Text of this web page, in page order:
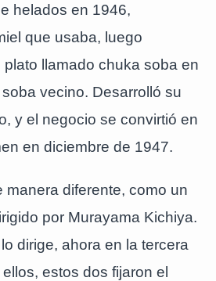
helados en 1946,
que usaba, luego
llamado chuka soba en
vecino. Desarrolló su
y el negocio se convirtió en
en diciembre de 1947.
manera diferente, como un
por Murayama Kichiya.
dirige, ahora en la tercera
estos dos fijaron el